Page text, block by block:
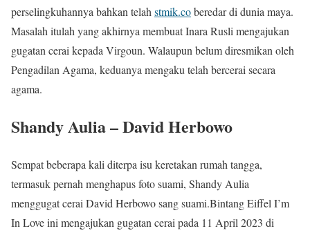
perselingkuhannya bahkan telah stmik.coberedar di dunia maya.
Masalah itulah yang akhirnya membuat Inara Rusli mengajukan
gugatan cerai kepada Virgoun. Walaupun belum diresmikan oleh
Pengadilan Agama, keduanya mengaku telah bercerai secara
agama.
Shandy Aulia – David Herbowo
Sempat beberapa kali diterpa isu keretakan rumah tangga,
termasuk pernah menghapus foto suami, Shandy Aulia
menggugat cerai David Herbowo sang suami.Bintang Eiffel I’m
In Love ini mengajukan gugatan cerai pada 11 April 2023 di